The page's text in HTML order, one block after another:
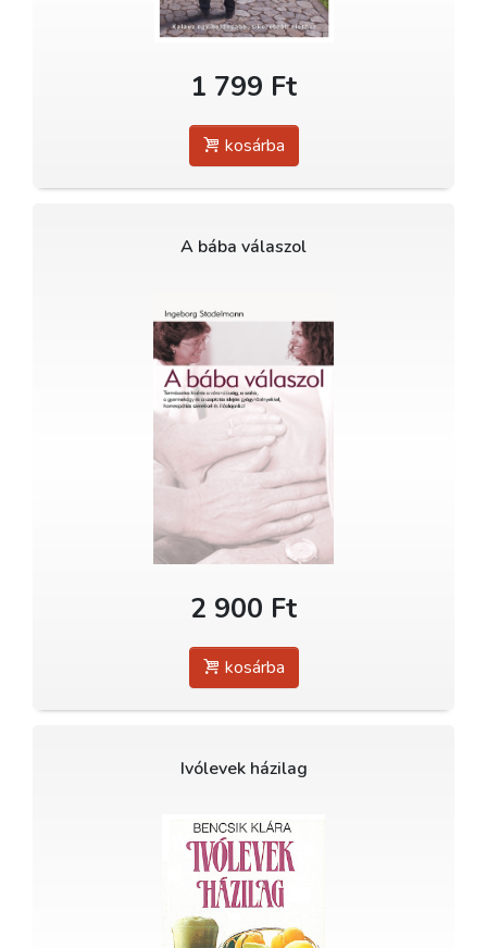
1 799 Ft
kosárba
A bába válaszol
2 900 Ft
kosárba
Ivólevek házilag